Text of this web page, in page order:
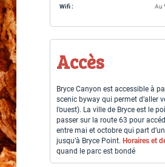
Wifi : Au
Accès
Bryce Canyon est accessible à
scenic byway qui permet d’aller
l’ouest). La ville de Bryce est le
passer sur la route 63 pour
entre mai et octobre qui part
jusqu’à Bryce Point. Horaires et
quand le parc est bondé